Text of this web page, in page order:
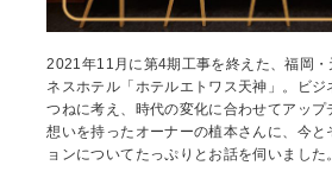
2021年11月に第4期工事を終えた、福岡
ネスホテル「ホテルエトワス天神」。ビジ
つねに考え、時代の変化に合わせてアップ
想いを持ったオーナーの植本さんに、今と
ョンについてたっぷりとお話を伺いました。